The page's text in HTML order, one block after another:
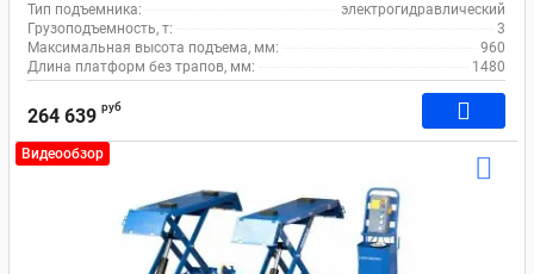
Тип подъемника:
электрогидравлический
Грузоподъемность, т:
3
Максимальная высота подъема, мм:
960
Длина платформ без трапов, мм:
1480
264 639 руб
Видеообзор